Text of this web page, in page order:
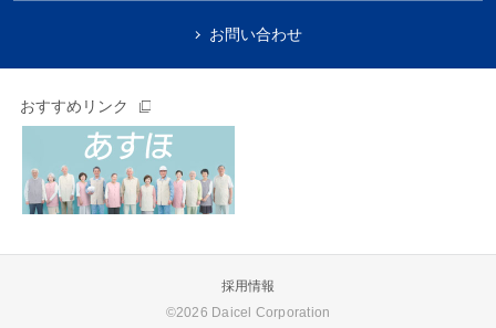
お問い合わせ
おすすめリンク
採用情報
©2026 Daicel Corporation